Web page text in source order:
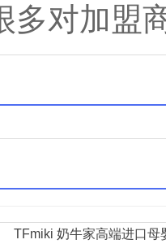
多对加盟
TFmiki 奶牛家高端进口母